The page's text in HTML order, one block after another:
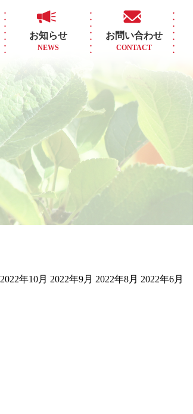
お知らせ
NEWS
お問い合わせ
CONTACT
2022年10月 2022年9月 2022年8月 2022年6月